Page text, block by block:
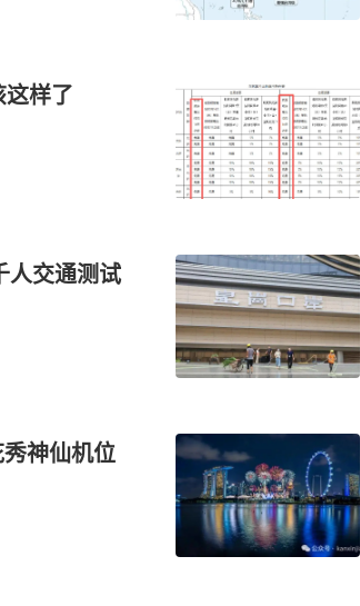
样了
人交通测试
神仙机位